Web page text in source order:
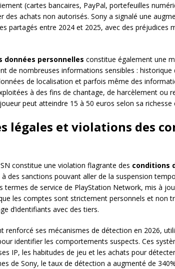
(cartes bancaires, PayPal, portefeuilles
des achats non autorisés. Sony a signalé une
partagés entre 2024 et 2025, avec des préjudices
données personnelles constitue également une
de nombreuses informations sensibles : historique
de localisation et parfois même des
à des fins de chantage, de harcèlement ou
peut atteindre 15 à 50 euros selon sa richesse
légales et violations des
constitue une violation flagrante des conditions
des sanctions pouvant aller de la suspension
termes de service de PlayStation Network, mis à
les comptes sont strictement personnels et non
d’identifiants avec des tiers.
renforcé ses mécanismes de détection en 2026,
identifier les comportements suspects. Ces
IP, les habitudes de jeu et les achats pour
de Sony, le taux de détection a augmenté de